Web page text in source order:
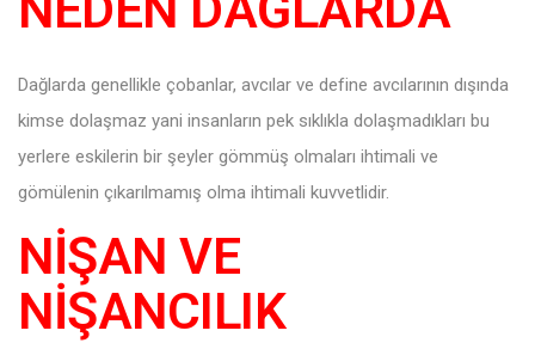
Dağlarda genellikle çobanlar, avcılar ve define avcılarının dışında
kimse dolaşmaz yani insanların pek sıklıkla dolaşmadıkları bu
yerlere eskilerin bir şeyler gömmüş olmaları ihtimali ve
gömülenin çıkarılmamış olma ihtimali kuvvetlidir.
NİŞAN VE
NİŞANCILIK